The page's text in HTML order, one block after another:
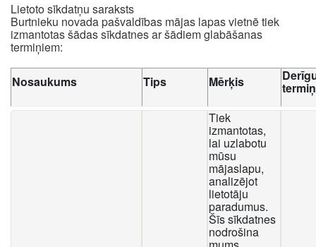
Lietoto sīkdatņu saraksts
Burtnieku novada pašvaldības mājas lapas vietnē tiek
izmantotas šādas sīkdatnes ar šādiem glabāšanas
termiņiem:
Nosaukums Tips Mērķis
Tiek
izmantotas,
lai uzlabotu
mūsu
mājaslapu,
analizējot
lietotāju
paradumus.
Šīs sīkdatnes
nodrošina